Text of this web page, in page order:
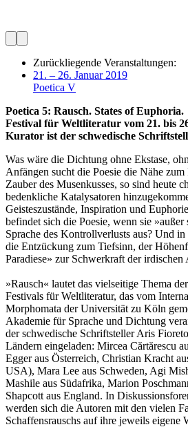
Zurückliegende Veranstaltungen:
21. – 26. Januar 2019
Poetica V
Poetica 5: Rausch. States of Euphoria.
Festival für Weltliteratur vom 21. bis
Kurator ist der schwedische
Was wäre die Dichtung ohne Ekstase,
Anfängen sucht die Poesie die Nähe
Zauber des Musenkusses, so sind heute
bedenkliche Katalysatoren
Geisteszustände, Inspiration und
befindet sich die Poesie, wenn sie »außer
Sprache des Kontrollverlusts aus? Und
die Entzückung zum Tiefsinn, der
Paradiese» zur Schwerkraft der irdischen
»Rausch« lautet das vielseitige Thema
Festivals für Weltliteratur, das vom
Morphomata der Universität zu Köln
Akademie für Sprache und Dichtung
der schwedische Schriftsteller Aris
Ländern eingeladen: Mircea Cărtărescu
Egger aus Österreich, Christian Kracht
USA), Mara Lee aus Schweden, Agi
Mashile aus Südafrika, Marion
Shapcott aus England. In
werden sich die Autoren mit den vielen
Schaffensrauschs auf ihre jeweils eigene